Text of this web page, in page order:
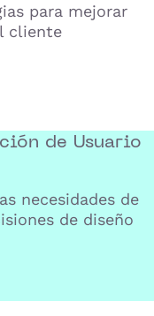
para mejorar
cliente
de Usuario
necesidades de
de diseño